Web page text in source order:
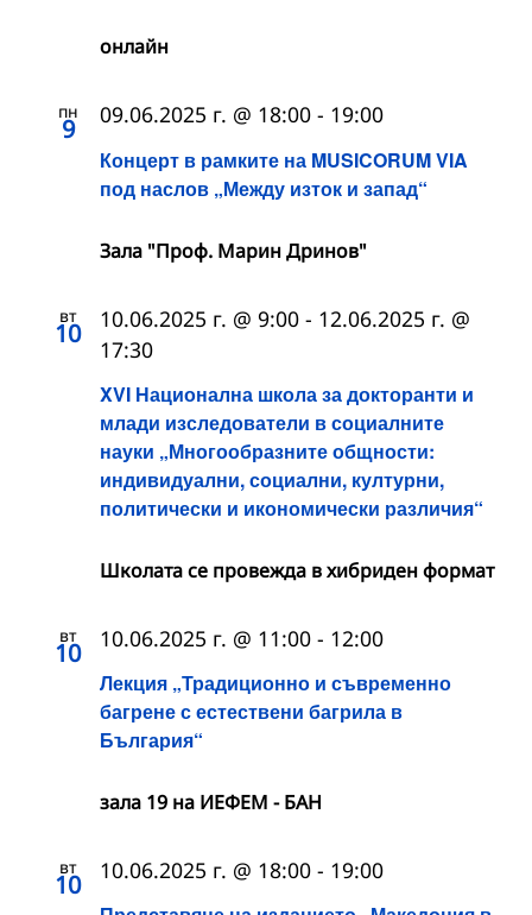
онлайн
пн
9
Концерт в рамките на MUSICORUM VIA
под наслов „Между изток и запад“
09.06.2025 г. @ 18:00 - 19:00
Зала "Проф. Марин Дринов"
вт
10
XVI Национална школа за докторанти и
млади изследователи в социалните
науки „Многообразните общности:
индивидуални, социални, културни,
политически и икономически различия“
10.06.2025 г. @ 9:00 - 12.06.2025 г. @
17:30
Школата се провежда в хибриден формат
вт
10
Лекция „Традиционно и съвременно
багрене с естествени багрила в
България“
10.06.2025 г. @ 11:00 - 12:00
зала 19 на ИЕФЕМ - БАН
вт
10 10.06.2025 г. @ 18:00 - 19:00